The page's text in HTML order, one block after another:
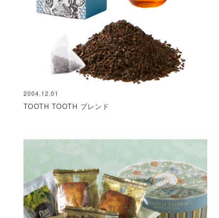
2004.12.01
TOOTH TOOTH ブレンド